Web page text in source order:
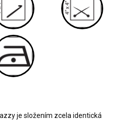
je složením zcela identická